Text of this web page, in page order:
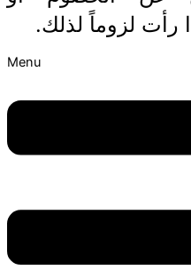
رأت لزوماً لذلك.
Menu